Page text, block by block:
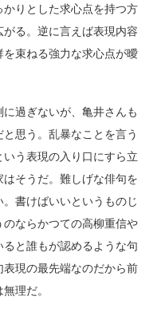
りとした求心点を持つ方
る。逆に言えば表現内容
束ねる強力な求心点が曖
過ぎないが、亀井さんも
思う。乱暴なことを言う
う表現の入り口にすら立
そうだ。難しげな俳句を
書けばいいというものじ
ならかつての高柳重信や
と誰もが認めるような句
現の最先端なのだから前
理だ。